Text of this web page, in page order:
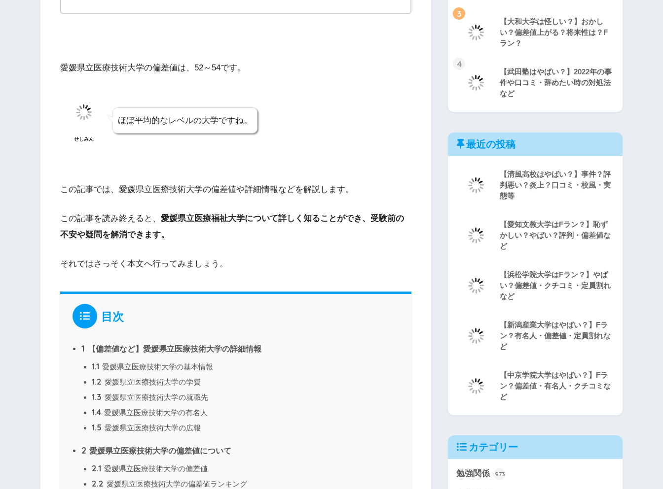
愛媛県立医療技術大学の偏差値は、52～54です。
せしみん
ほぼ平均的なレベルの大学ですね。
この記事では、愛媛県立医療技術大学の偏差値や詳細情報などを解説します。
この記事を読み終えると、 愛媛県立医療福祉大学について詳しく知ることができ、受験前の
不安や疑問を解消できます。
それではさっそく本文へ行ってみましょう。
目次
1 【偏差値など】愛媛県立医療技術大学の詳細情報
1.1 愛媛県立医療技術大学の基本情報
1.2 愛媛県立医療技術大学の学費
1.3 愛媛県立医療技術大学の就職先
1.4 愛媛県立医療技術大学の有名人
1.5 愛媛県立医療技術大学の広報
2 愛媛県立医療技術大学の偏差値について
2.1 愛媛県立医療技術大学の偏差値
2.2 愛媛県立医療技術大学の偏差値ランキング
3
【大和大学は怪しい？】おかし
い？偏差値上がる？将来性は？F
ラン？
4
【武田塾はやばい？】2022年の事
件や口コミ・辞めたい時の対処法
など
最近の投稿
【清風高校はやばい？】事件？評
判悪い？炎上？口コミ・校風・実
態等
【愛知文教大学はFラン？】恥ず
かしい？やばい？評判・偏差値な
ど
【浜松学院大学はFラン？】やば
い？偏差値・クチコミ・定員割れ
など
【新潟産業大学はやばい？】Fラ
ン？有名人・偏差値・定員割れな
ど
【中京学院大学はやばい？】Fラ
ン？偏差値・有名人・クチコミな
ど
カテゴリー
勉強関係 973